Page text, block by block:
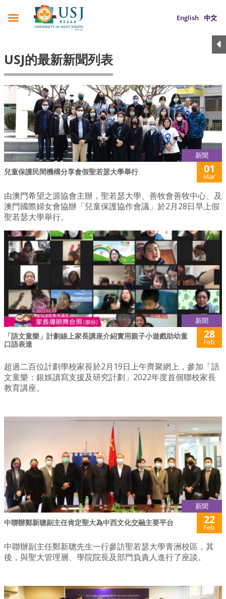
English 中文
USJ的最新新聞列表
新聞
兒童保護民間機構分享會假聖若瑟大學舉行 01
Mar
由澳門希望之源協會主辦，聖若瑟大學、善牧會善牧中心、及
澳門國際婦女會協辦「兒童保護協作會議」於2月28日早上假
聖若瑟大學舉行。
新聞
「語文童樂」計劃線上家長講座介紹實用親子小遊戲助幼童
口語表達
28
Feb
超過二百位計劃學校家長於2月19日上午齊聚網上，參加「語
文童樂：銀娛讀寫支援及研究計劃」2022年度首個聯校家長
教育講座。
新聞
中聯辦鄭新聰副主任肯定聖大為中西文化交融主要平台 22
Feb
中聯辦副主任鄭新聰先生一行參訪聖若瑟大學青洲校區，其
後，與聖大管理層、學院院長及部門負責人進行了座談。